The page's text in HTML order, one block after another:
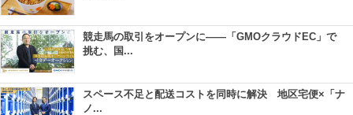
競走馬の取引をオープンに――「GMOクラウドEC」で
挑む、国...
スペース不足と配送コストを同時に解決 地区宅便×「ナ
ノ...